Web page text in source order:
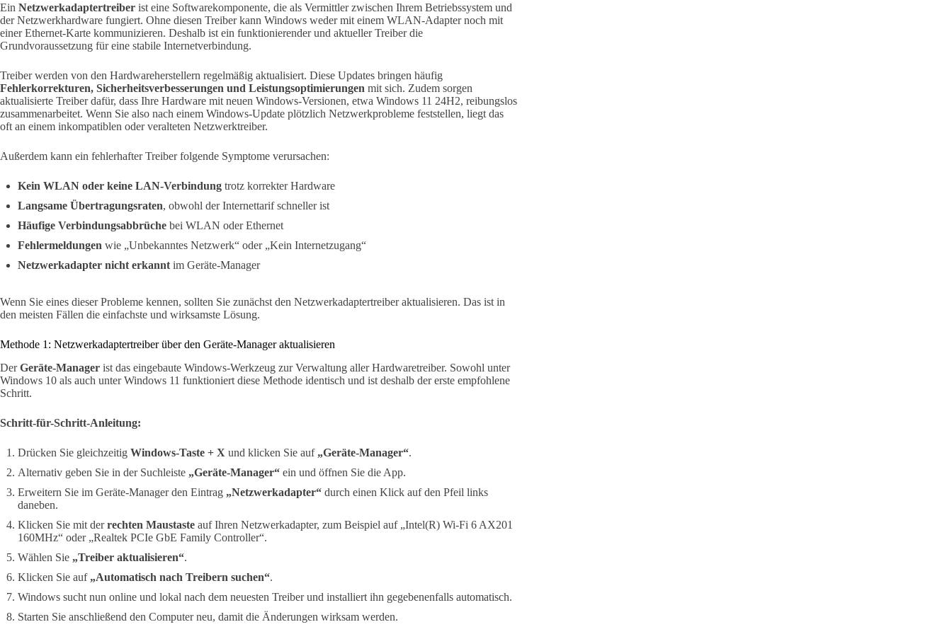
Ein Netzwerkadaptertreiber ist eine Softwarekomponente, die als Vermittler zwischen Ihrem Betriebssystem und
der Netzwerkhardware fungiert. Ohne diesen Treiber kann Windows weder mit einem WLAN-Adapter noch mit
einer Ethernet-Karte kommunizieren. Deshalb ist ein funktionierender und aktueller Treiber die
Grundvoraussetzung für eine stabile Internetverbindung.
Treiber werden von den Hardwareherstellern regelmäßig aktualisiert. Diese Updates bringen häufig
Fehlerkorrekturen, Sicherheitsverbesserungen und Leistungsoptimierungen mit sich. Zudem sorgen
aktualisierte Treiber dafür, dass Ihre Hardware mit neuen Windows-Versionen, etwa Windows 11 24H2, reibungslos
zusammenarbeitet. Wenn Sie also nach einem Windows-Update plötzlich Netzwerkprobleme feststellen, liegt das
oft an einem inkompatiblen oder veralteten Netzwerktreiber.
Außerdem kann ein fehlerhafter Treiber folgende Symptome verursachen:
Kein WLAN oder keine LAN-Verbindung trotz korrekter Hardware
Langsame Übertragungsraten, obwohl der Internettarif schneller ist
Häufige Verbindungsabbrüche bei WLAN oder Ethernet
Fehlermeldungen wie „Unbekanntes Netzwerk“ oder „Kein Internetzugang“
Netzwerkadapter nicht erkannt im Geräte-Manager
Wenn Sie eines dieser Probleme kennen, sollten Sie zunächst den Netzwerkadaptertreiber aktualisieren. Das ist in
den meisten Fällen die einfachste und wirksamste Lösung.
Methode 1: Netzwerkadaptertreiber über den Geräte-Manager aktualisieren
DerGeräte-Manager ist das eingebaute Windows-Werkzeug zur Verwaltung aller Hardwaretreiber. Sowohl unter
Windows 10 als auch unter Windows 11 funktioniert diese Methode identisch und ist deshalb der erste empfohlene
Schritt.
Schritt-für-Schritt-Anleitung:
Drücken Sie gleichzeitig Windows-Taste + X und klicken Sie auf „Geräte-Manager“.
Alternativ geben Sie in der Suchleiste „Geräte-Manager“ ein und öffnen Sie die App.
Erweitern Sie im Geräte-Manager den Eintrag „Netzwerkadapter“ durch einen Klick auf den Pfeil links
daneben.
Klicken Sie mit derrechten Maustaste auf Ihren Netzwerkadapter, zum Beispiel auf „Intel(R) Wi-Fi 6 AX201
160MHz“ oder „Realtek PCIe GbE Family Controller“.
Wählen Sie „Treiber aktualisieren“.
Klicken Sie auf „Automatisch nach Treibern suchen“.
Windows sucht nun online und lokal nach dem neuesten Treiber und installiert ihn gegebenenfalls automatisch.
Starten Sie anschließend den Computer neu, damit die Änderungen wirksam werden.